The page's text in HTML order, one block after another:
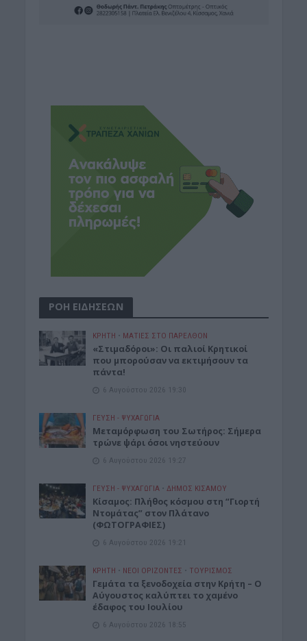
ΡΟΗ ΕΙΔΗΣΕΩΝ
ΚΡΗΤΗ • ΜΑΤΙΕΣ ΣΤΟ ΠΑΡΕΛΘΟΝ
«Στιμαδόροι»: Οι παλιοί Κρητικοί
που μπορούσαν να εκτιμήσουν τα
πάντα!
6 Αυγούστου 2026 19:30
ΓΕΎΣΗ - ΨΥΧΑΓΩΓΊΑ
Μεταμόρφωση του Σωτήρος: Σήμερα
τρώνε ψάρι όσοι νηστεύουν
6 Αυγούστου 2026 19:27
ΓΕΎΣΗ - ΨΥΧΑΓΩΓΊΑ • ΔΉΜΟΣ ΚΙΣΆΜΟΥ
Κίσαμος: Πλήθος κόσμου στη “Γιορτή
Ντομάτας” στον Πλάτανο
(ΦΩΤΟΓΡΑΦΙΕΣ)
6 Αυγούστου 2026 19:21
ΚΡΗΤΗ • ΝΕΟΙ ΟΡΙΖΟΝΤΕΣ • ΤΟΥΡΙΣΜΟΣ
Γεμάτα τα ξενοδοχεία στην Κρήτη – Ο
Αύγουστος καλύπτει το χαμένο
έδαφος του Ιουλίου
6 Αυγούστου 2026 18:55